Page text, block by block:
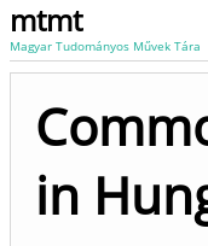
mtmt
Magyar Tudományos Művek Tára
in